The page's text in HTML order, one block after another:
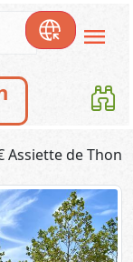
menu
Assiette de Thon